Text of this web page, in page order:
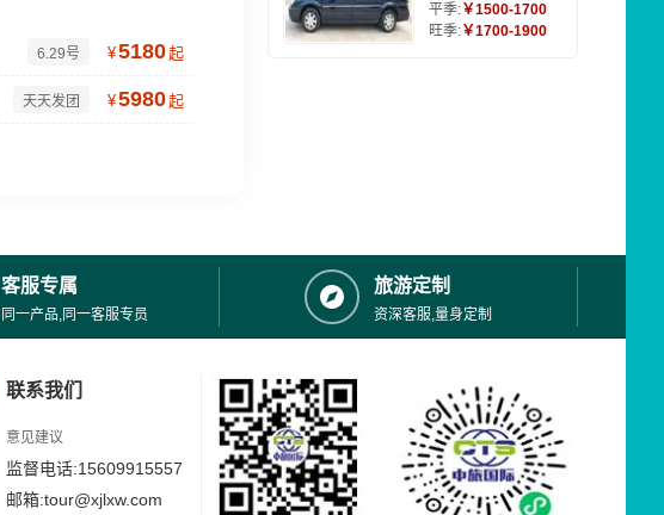
6.29号 ¥5180起
天天发团 ¥5980起
平季:￥1500-1700
旺季:￥1700-1900
客服专属
同一产品,同一客服专员
旅游定制
资深客服,量身定制
联系我们
意见建议
监督电话:15609915557
邮箱:tour@xjlxw.com